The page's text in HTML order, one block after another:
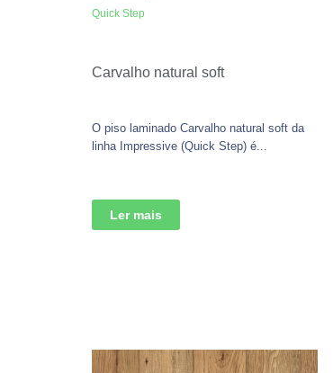
Quick Step
Carvalho natural soft
O piso laminado Carvalho natural soft da
linha Impressive (Quick Step) é...
Ler mais